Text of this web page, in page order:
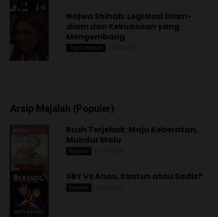
Najwa Shihab: Legislasi Diam-
diam dan Kekuasaan yang
Mengembang
Topik Pilihan
Arsip Majalah (Populer)
Bush Terjebak: Maju Keberatan,
Mundur Malu
Majalah
SBY Vs Anas, Santun atau Sadis?
Majalah